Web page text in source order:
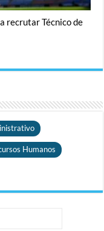
recrutar Técnico de
Humanos